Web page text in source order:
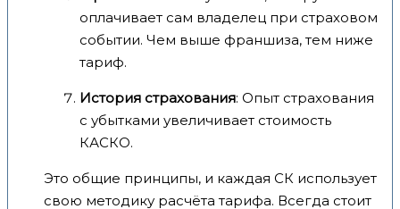
оплачивает сам владелец при страховом
событии. Чем выше франшиза, тем ниже
тариф.
История страхования: Опыт страхования
с убытками увеличивает стоимость
КАСКО.
Это общие принципы, и каждая СК использует
свою методику расчёта тарифа. Всегда стоит